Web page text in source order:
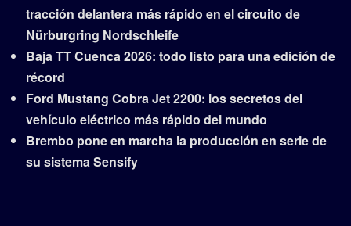
tracción delantera más rápido en el circuito de
Nürburgring Nordschleife
Baja TT Cuenca 2026: todo listo para una edición de
récord
Ford Mustang Cobra Jet 2200: los secretos del
vehículo eléctrico más rápido del mundo
Brembo pone en marcha la producción en serie de
su sistema Sensify